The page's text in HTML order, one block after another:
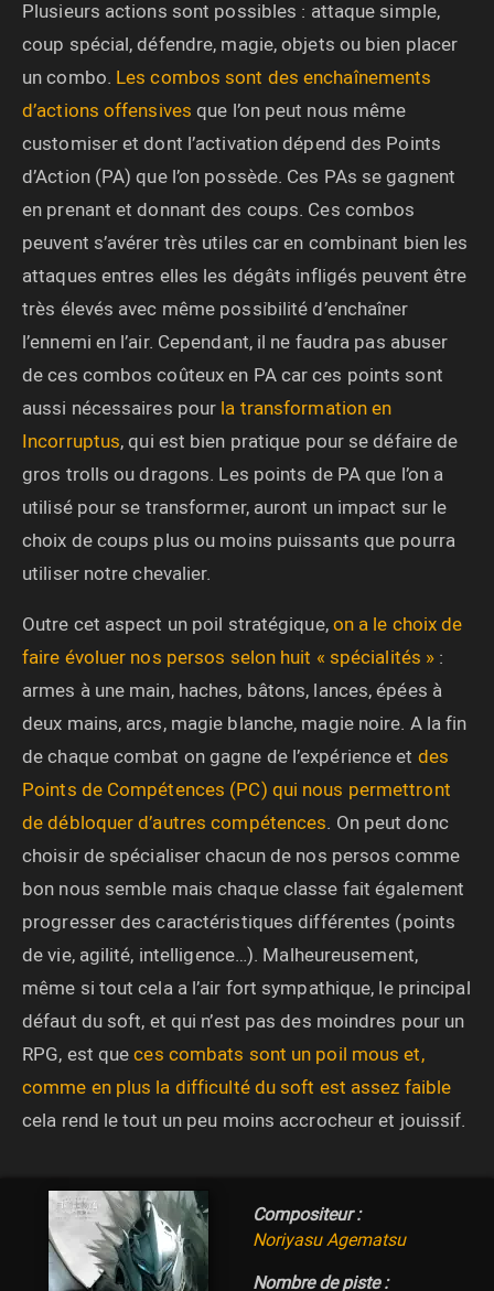
Plusieurs actions sont possibles : attaque simple,
coup spécial, défendre, magie, objets ou bien placer
un combo. Les combos sont des enchaînements
d’actions offensives que l’on peut nous même
customiser et dont l’activation dépend des Points
d’Action (PA) que l’on possède. Ces PAs se gagnent
en prenant et donnant des coups. Ces combos
peuvent s’avérer très utiles car en combinant bien les
attaques entres elles les dégâts infligés peuvent être
très élevés avec même possibilité d’enchaîner
l’ennemi en l’air. Cependant, il ne faudra pas abuser
de ces combos coûteux en PA car ces points sont
aussi nécessaires pour la transformation en
Incorruptus, qui est bien pratique pour se défaire de
gros trolls ou dragons. Les points de PA que l’on a
utilisé pour se transformer, auront un impact sur le
choix de coups plus ou moins puissants que pourra
utiliser notre chevalier.
Outre cet aspect un poil stratégique,on a le choix de
faire évoluer nos persos selon huit « spécialités » :
armes à une main, haches, bâtons, lances, épées à
deux mains, arcs, magie blanche, magie noire. A la fin
de chaque combat on gagne de l’expérience et des
Points de Compétences (PC) qui nous permettront
de débloquer d’autres compétences. On peut donc
choisir de spécialiser chacun de nos persos comme
bon nous semble mais chaque classe fait également
progresser des caractéristiques différentes (points
de vie, agilité, intelligence…). Malheureusement,
même si tout cela a l’air fort sympathique, le principal
défaut du soft, et qui n’est pas des moindres pour un
RPG, est queces combats sont un poil mous et,
comme en plus la difficulté du soft est assez faible
cela rend le tout un peu moins accrocheur et jouissif.
Compositeur :
Noriyasu Agematsu
Nombre de piste :